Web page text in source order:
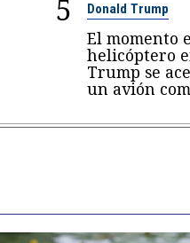
5 Donald Trump
El momento
helicóptero
Trump se
un avión